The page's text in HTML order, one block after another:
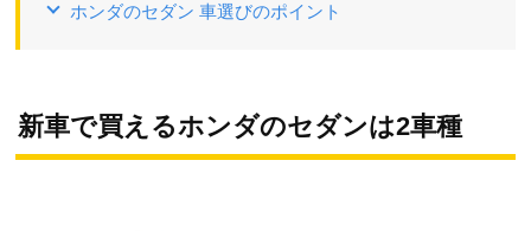
ホンダのセダン 車選びのポイント
新車で買えるホンダのセダンは2車種